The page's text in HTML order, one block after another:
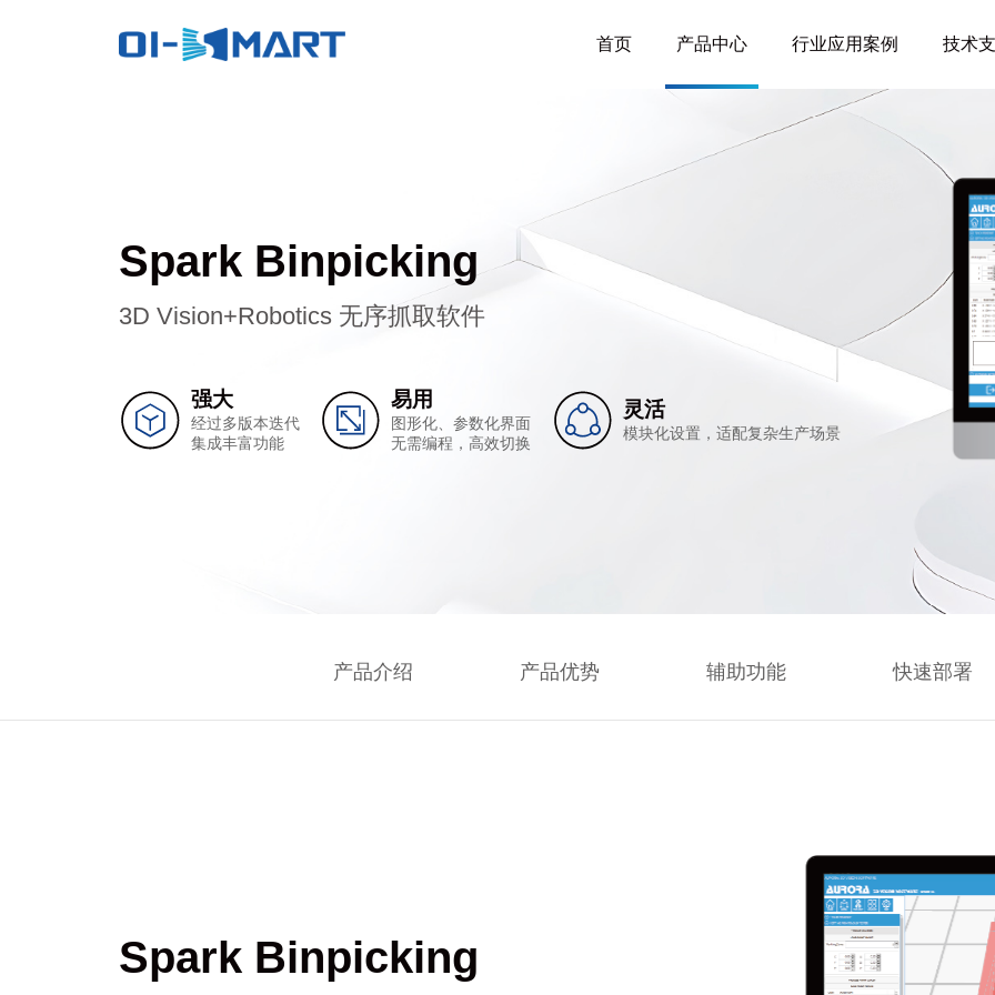
首页 产品中心 行业应用案例 技术
Spark Binpicking
3D Vision+Robotics 无序抓取软件
强大
经过多版本迭代
集成丰富功能
易用
图形化、参数化界面
无需编程，高效切换
灵活
模块化设置，适配复杂生产场景
产品介绍 产品优势 辅助功能 快速部署
Spark Binpicking